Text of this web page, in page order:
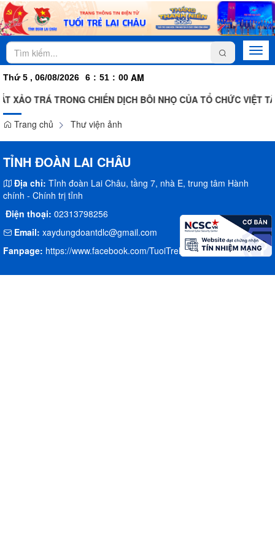
Thứ 5 , 06/08/2026 6 : 51 : 00 AM
XẢO TRÁ TRONG CHIẾN DỊCH BÔI NHỌ CỦA TỔ CHỨC VIỆT
Trang chủ
Thư viện ảnh
TỈNH ĐOÀN LAI CHÂU
Địa chỉ: Tỉnh đoàn Lai Châu, tầng 7, nhà E, trung tâm Hành
chính - Chính trị tỉnh
Điện thoại: 02313798256
Email: xaydungdoantdlc@gmail.com
Fanpage: https://www.facebook.com/TuoiTreLaiChau